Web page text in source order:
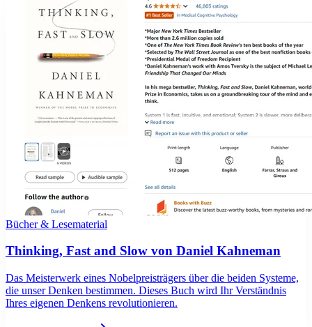
Bücher & Lesematerial
Thinking, Fast and Slow von Daniel Kahneman
Das Meisterwerk eines Nobelpreisträgers über die beiden Systeme,
die unser Denken bestimmen. Dieses Buch wird Ihr Verständnis
Ihres eigenen Denkens revolutionieren.